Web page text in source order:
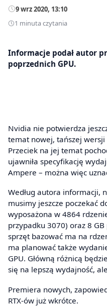
9 wrz 2020, 13:10
1 minuta czytania
Informacje podał autor
poprzednich GPU.
Nvidia nie potwierdza
temat nowej, tańszej
Przeciek na jej temat
ujawniła specyfikację
Ampere – można więc
Według autora informacji,
musimy jeszcze poczekać
wyposażona w 4864
przypadku 3070) oraz 8
sprzęt bazować ma na
ma planować także
GPU. Główną różnicą
się na lepszą wydajność,
Premiera nowych,
RTX-ów już wkrótce.